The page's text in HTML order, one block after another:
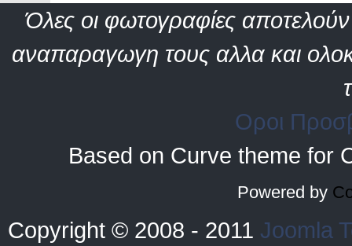
Όλες οι φωτογραφίες αποτελούν
αναπαραγωγη τους αλλα και
Οροι
Based on Curve theme for
Powered by
Copyright © 2008 - 2011 Joomla